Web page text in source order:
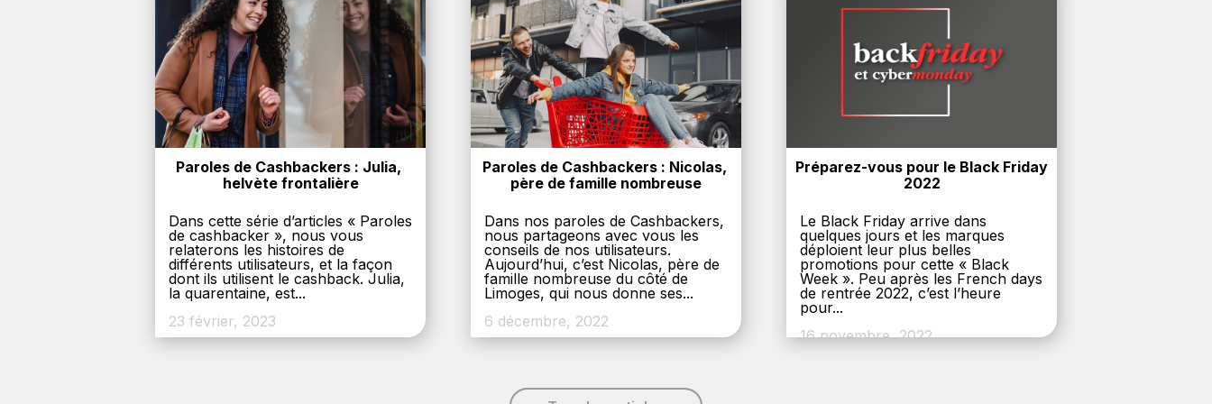
Paroles de Cashbackers : Julia,
helvète frontalière
Dans cette série d’articles « Paroles
de cashbacker », nous vous
relaterons les histoires de
différents utilisateurs, et la façon
dont ils utilisent le cashback. Julia,
la quarentaine, est...
23 février, 2023
Paroles de Cashbackers : Nicolas,
père de famille nombreuse
Dans nos paroles de Cashbackers,
nous partageons avec vous les
conseils de nos utilisateurs.
Aujourd’hui, c’est Nicolas, père de
famille nombreuse du côté de
Limoges, qui nous donne ses...
6 décembre, 2022
Préparez-vous pour le Black Friday
2022
Le Black Friday arrive dans
quelques jours et les marques
déploient leur plus belles
promotions pour cette « Black
Week ». Peu après les French days
de rentrée 2022, c’est l’heure
pour...
16 novembre, 2022